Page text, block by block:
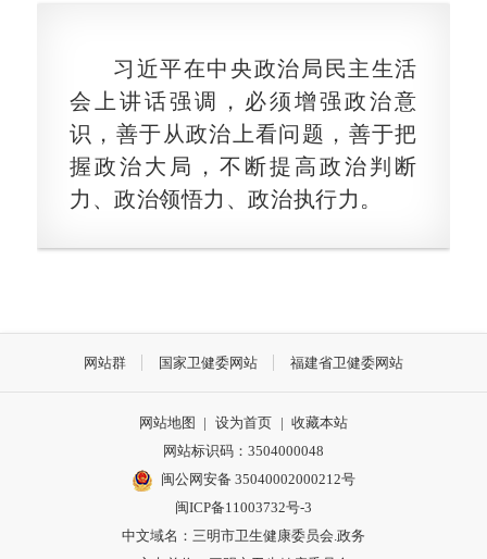
习近平在中央政治局民主生活
会上讲话强调，必须增强政治意
识，善于从政治上看问题，善于把
握政治大局，不断提高政治判断
力、政治领悟力、政治执行力。
网站群 国家卫健委网站 福建省卫健委网站
网站地图 | 设为首页 | 收藏本站
网站标识码：3504000048
闽公网安备 35040002000212号
闽ICP备11003732号-3
中文域名：三明市卫生健康委员会.政务